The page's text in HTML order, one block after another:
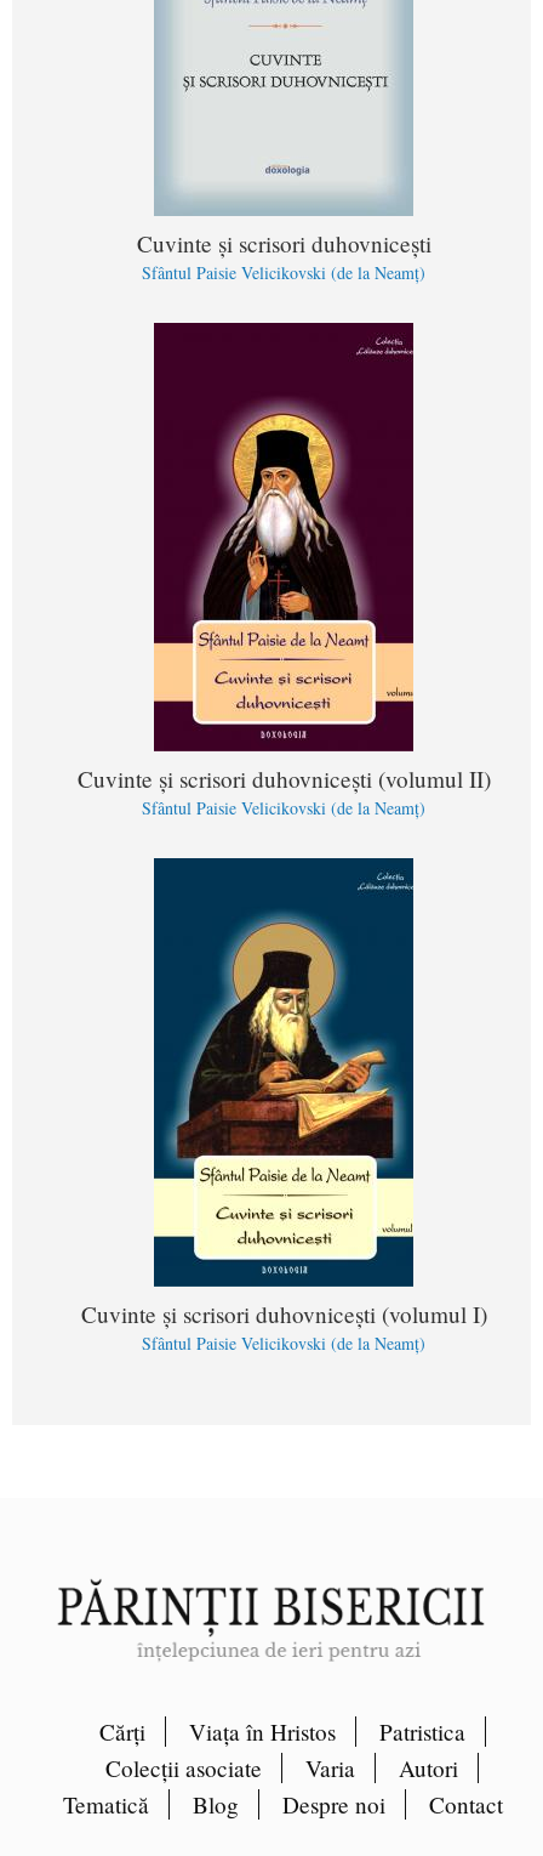
Cuvinte şi scrisori duhovniceşti
Sfântul Paisie Velicikovski (de la Neamț)
Cuvinte și scrisori duhovnicești (volumul II)
Sfântul Paisie Velicikovski (de la Neamț)
Cuvinte și scrisori duhovnicești (volumul I)
Sfântul Paisie Velicikovski (de la Neamț)
Cărți Viața în Hristos
Patristica
Colecții asociate
Varia
Autori
Tematică
Blog Despre noi Contact